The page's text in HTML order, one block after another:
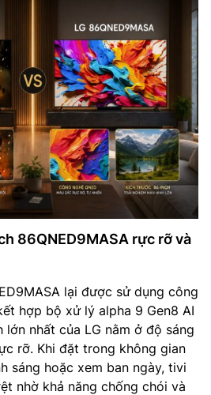
86QNED9MASA rực rỡ và
lại được sử dụng công
hợp bộ xử lý alpha 9 Gen8 AI
lớn nhất của LG nằm ở độ sáng
rỡ. Khi đặt trong không gian
sáng hoặc xem ban ngày, tivi
nhờ khả năng chống chói và